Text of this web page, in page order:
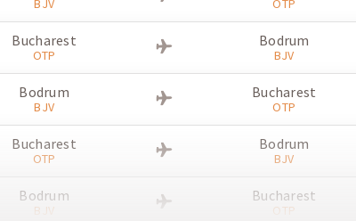
BJV OTP
Bucharest
OTP
Bodrum
BJV
Bodrum
BJV
Bucharest
OTP
Bucharest
OTP
Bodrum
BJV
Bodrum
BJV
Bucharest
OTP